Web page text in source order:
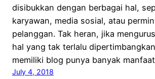
disibukkan dengan berbagai hal,
karyawan, media sosial, atau
pelanggan. Tak heran, jika
hal yang tak terlalu
memiliki blog punya banyak
July 4, 2018